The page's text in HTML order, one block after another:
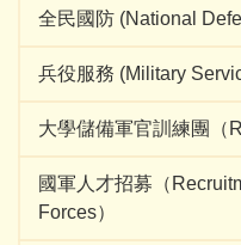
全民國防 (National
兵役服務 (Military
大學儲備軍官訓練團（
國軍人才招募（
Forces）